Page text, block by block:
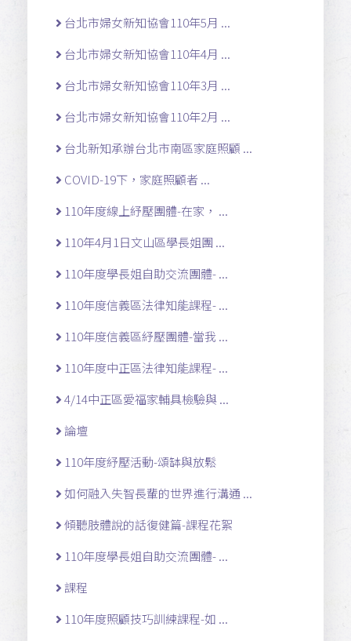
台北市婦女新知協會110年5月 ...
台北市婦女新知協會110年4月 ...
台北市婦女新知協會110年3月 ...
台北市婦女新知協會110年2月 ...
台北新知承辦台北市南區家庭照顧 ...
COVID-19下，家庭照顧者 ...
110年度線上紓壓團體-在家， ...
110年4月1日文山區學長姐團 ...
110年度學長姐自助交流團體- ...
110年度信義區法律知能課程- ...
110年度信義區紓壓團體-當我 ...
110年度中正區法律知能課程- ...
4/14中正區愛福家輔具檢驗與 ...
論壇
110年度紓壓活動-頌缽與放鬆
如何融入失智長輩的世界進行溝通 ...
傾聽肢體說的話復健篇-課程花絮
110年度學長姐自助交流團體- ...
課程
110年度照顧技巧訓練課程-如 ...